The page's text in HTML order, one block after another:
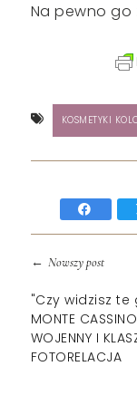
Na pewno go
KOSMETYKI
← Nowszy post
"Czy widzisz te
MONTE
WOJENNY I
FOTORELACJA